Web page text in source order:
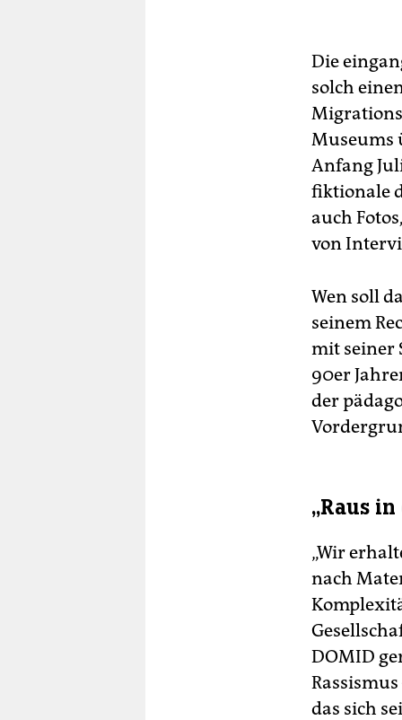
Die
solch
Museums
Anfang
fiktionale
auch
von
Wen soll
seinem
mit seiner
90er
der
„Raus
„Wir
nach
DOMID
das sich